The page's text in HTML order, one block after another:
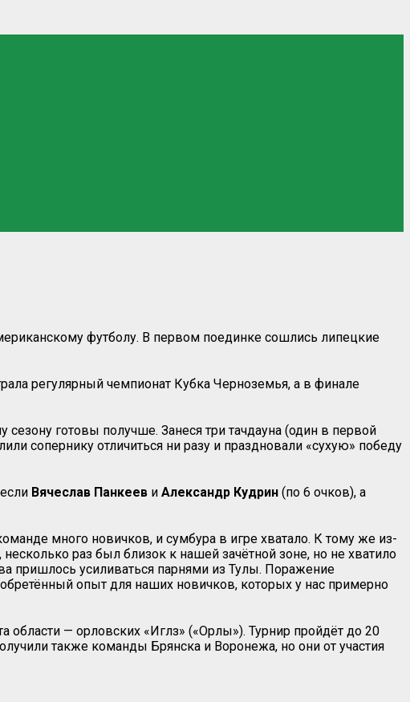
футболу. В первом поединке сошлись липецкие
регулярный чемпионат Кубка Черноземья, а в финале
готовы получше. Занеся три тачдауна (один в первой
сопернику отличиться ни разу и праздновали «сухую» победу
Вячеслав Панкеев и Александр Кудрин (по 6 очков), а
много новичков, и сумбура в игре хватало. К тому же из-
раз был близок к нашей зачётной зоне, но не хватило
пришлось усиливаться парнями из Тулы. Поражение
опыт для наших новичков, которых у нас примерно
области — орловских «Иглз» («Орлы»). Турнир пройдёт до 20
также команды Брянска и Воронежа, но они от участия